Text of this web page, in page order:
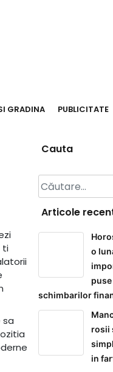
GRADINA PUBLICITATE
ti
sa
Cauta
Caută
după:
Articole
o
schimbarilor
rosii
in